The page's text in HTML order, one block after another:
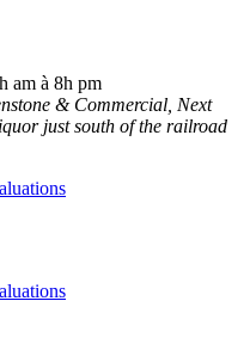
am à 8h pm
& Commercial, Next
just south of the railroad